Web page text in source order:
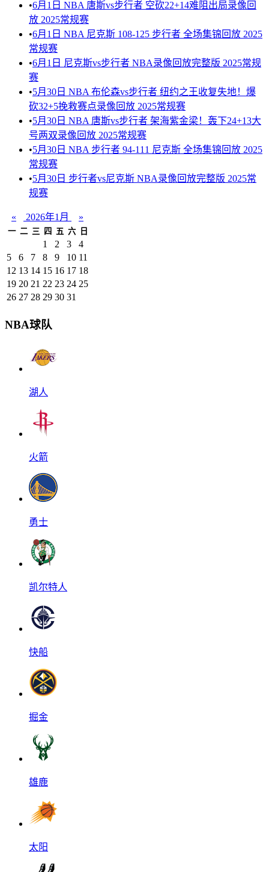
•6月1日 NBA 唐斯vs步行者 空砍22+14难阻出局录像回
放 2025常规赛
•6月1日 NBA 尼克斯 108-125 步行者 全场集锦回放 2025
常规赛
•6月1日 尼克斯vs步行者 NBA录像回放完整版 2025常规
赛
•5月30日 NBA 布伦森vs步行者 纽约之王收复失地！爆
砍32+5挽救赛点录像回放 2025常规赛
•5月30日 NBA 唐斯vs步行者 架海紫金梁！轰下24+13大
号两双录像回放 2025常规赛
•5月30日 NBA 步行者 94-111 尼克斯 全场集锦回放 2025
常规赛
•5月30日 步行者vs尼克斯 NBA录像回放完整版 2025常
规赛
« 2026年1月 »
一 二 三 四 五 六 日
1 2 3
4
5
6 7 8 9 10 11
12 13 14 15 16 17 18
19 20 21 22 23 24 25
26 27 28 29 30 31
NBA球队
湖人
火箭
勇士
凯尔特人
快船
掘金
雄鹿
太阳